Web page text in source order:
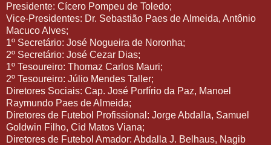
Presidente: Cícero Pompeu de Toledo;
Vice-Presidentes: Dr. Sebastião Paes de Almeida, Antônio
Macuco Alves;
1º Secretário: José Nogueira de Noronha;
2º Secretário: José Cezar Dias;
1º Tesoureiro: Thomaz Carlos Mauri;
2º Tesoureiro: Júlio Mendes Taller;
Diretores Sociais: Cap. José Porfírio da Paz, Manoel
Raymundo Paes de Almeida;
Diretores de Futebol Profissional: Jorge Abdalla, Samuel
Goldwin Filho, Cid Matos Viana;
Diretores de Futebol Amador: Abdalla J. Belhaus, Nagib